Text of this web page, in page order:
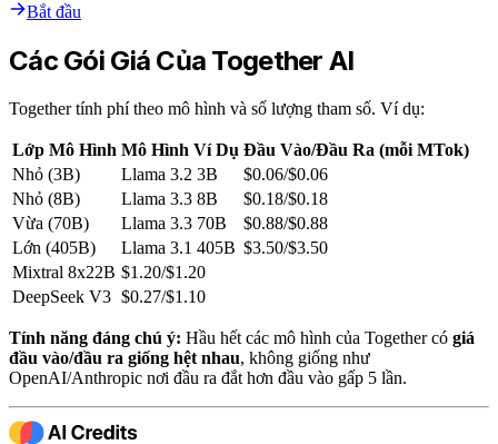
Bắt đầu
Các Gói Giá Của Together AI
Together tính phí theo mô hình và số lượng tham số. Ví dụ:
Lớp Mô Hình Mô Hình Ví Dụ Đầu Vào/Đầu Ra (mỗi MTok)
Nhỏ (3B)
Llama 3.2 3B
$0.06/$0.06
Nhỏ (8B)
Llama 3.3 8B
$0.18/$0.18
Vừa (70B)
Llama 3.3 70B
$0.88/$0.88
Lớn (405B)
Llama 3.1 405B $3.50/$3.50
Mixtral 8x22B $1.20/$1.20
DeepSeek V3 $0.27/$1.10
Tính năng đáng chú ý: Hầu hết các mô hình của Together có giá
đầu vào/đầu ra giống hệt nhau, không giống như
OpenAI/Anthropic nơi đầu ra đắt hơn đầu vào gấp 5 lần.